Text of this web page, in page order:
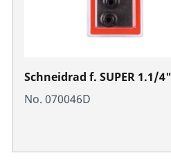
Schneidrad f. SUPER 1.1/
No. 070046D